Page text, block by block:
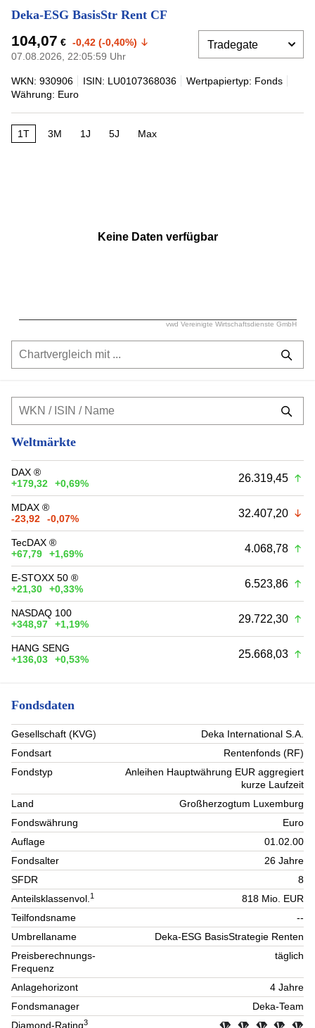
Deka-ESG BasisStr Rent CF
104,07 € -0,42 (-0,40%)
07.08.2026, 22:05:59 Uhr
WKN: 930906 ISIN: LU0107368036
Wertpapiertyp: Fonds
Währung: Euro
1T 3M 1J 5J Max
vwd Vereinigte Wirtschaftsdienste GmbH
Keine Daten verfügbar
Weltmärkte
DAX ®
+179,32
+0,69% 26.319,45
MDAX ®
-23,92
-0,07% 32.407,20
TecDAX ®
+67,79
+1,69% 4.068,78
E-STOXX 50 ®
+21,30
+0,33% 6.523,86
NASDAQ 100
+348,97
+1,19% 29.722,30
HANG SENG
+136,03
+0,53% 25.668,03
Fondsdaten
Gesellschaft (KVG)
Deka International S.A.
Fondsart
Rentenfonds (RF)
Fondstyp
Anleihen Hauptwährung EUR aggregiert
kurze Laufzeit
Land
Großherzogtum Luxemburg
Fondswährung
Euro
Auflage
01.02.00
Fondsalter
26 Jahre
SFDR
8
Anteilsklassenvol.1
818 Mio. EUR
Teilfondsname
--
Umbrellaname
Deka-ESG BasisStrategie Renten
Preisberechnungs-
Frequenz
täglich
Anlagehorizont
4 Jahre
Fondsmanager
Deka-Team
Diamond-Rating3